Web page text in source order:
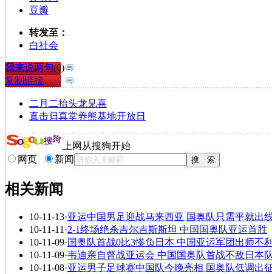
豆瓣
转发至：
白社会
我来说两句(0)
复制链接
二月二抬头龙见喜
直击归真堂养熊基地开放日
上网从搜狗开始
网页
新闻
相关新闻
10-11-13·亚运中国男足迎战马来西亚 国奥队只需平就出
10-11-11 ·2-1终场绝杀吉尔吉斯斯坦 中国国奥队亚运首胜
10-11-09·国奥队首战0比3惨负日本 中国亚运军团出师不利
10-11-09·韦迪亲自督战亚运会 中国国奥队首战不敌日本
10-11-08·亚运男子足球赛中国队今晚亮相 国奥队低调出